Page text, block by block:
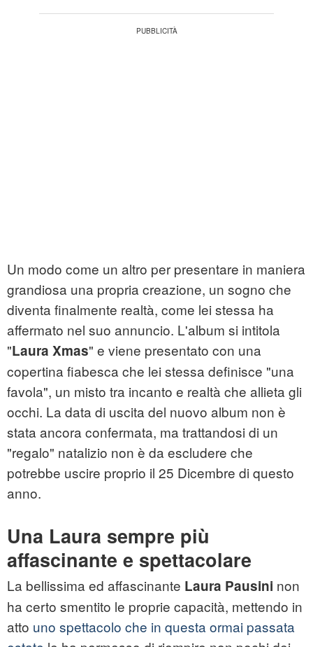
Un modo come un altro per presentare in maniera
grandiosa una propria creazione, un sogno che
diventa finalmente realtà, come lei stessa ha
affermato nel suo annuncio. L'album si intitola
"Laura Xmas" e viene presentato con una
copertina fiabesca che lei stessa definisce "una
favola", un misto tra incanto e realtà che allieta gli
occhi. La data di uscita del nuovo album non è
stata ancora confermata, ma trattandosi di un
"regalo" natalizio non è da escludere che
potrebbe uscire proprio il 25 Dicembre di questo
anno.
Una Laura sempre più
affascinante e spettacolare
La bellissima ed affascinante Laura Pausini non
ha certo smentito le proprie capacità, mettendo in
atto uno spettacolo che in questa ormai passata